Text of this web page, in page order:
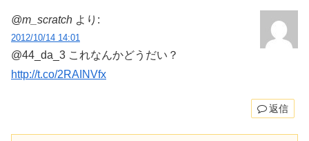
@m_scratch より:
2012/10/14 14:01
@44_da_3 これなんかどうだい？
http://t.co/2RAINVfx
返信